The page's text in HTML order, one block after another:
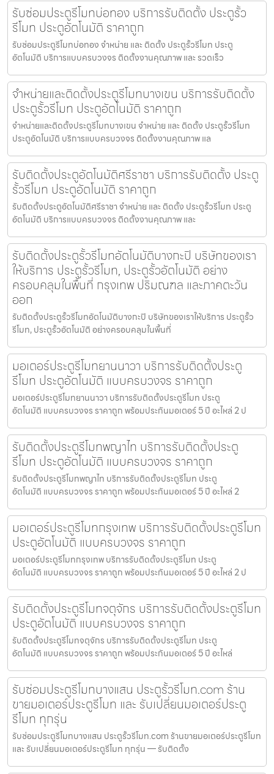
รับซ่อมประตูรีโมทบ่อทอง บริการรับติดตั้ง ประตูรั้ว
รีโมท ประตูอัตโนมัติ ราคาถูก
รับซ่อมประตูรีโมทบ่อทอง จำหน่าย และ ติดตั้ง ประตูรั้วรีโมท ประตู
อัตโนมัติ บริการแบบครบวงจร ติดตั้งงานคุณภาพ และ รวดเร็ว
จำหน่ายและติดตั้งประตูรีโมทบางเขน บริการรับติดตั้ง
ประตูรั้วรีโมท ประตูอัตโนมัติ ราคาถูก
จำหน่ายและติดตั้งประตูรีโมทบางเขน จำหน่าย และ ติดตั้ง ประตูรั้วรีโมท
ประตูอัตโนมัติ บริการแบบครบวงจร ติดตั้งงานคุณภาพ แล
รับติดตั้งประตูอัตโนมัติศรีราชา บริการรับติดตั้ง ประตู
รั้วรีโมท ประตูอัตโนมัติ ราคาถูก
รับติดตั้งประตูอัตโนมัติศรีราชา จำหน่าย และ ติดตั้ง ประตูรั้วรีโมท ประตู
อัตโนมัติ บริการแบบครบวงจร ติดตั้งงานคุณภาพ และ
รับติดตั้งประตูรั้วรีโมทอัตโนมัติบางกะปิ บริษัทของเรา
ให้บริการ ประตูรั้วรีโมท, ประตูรั้วอัตโนมัติ อย่าง
ครอบคลุมในพื้นที่ กรุงเทพ ปริมณฑล และภาคตะวัน
ออก
รับติดตั้งประตูรั้วรีโมทอัตโนมัติบางกะปิ บริษัทของเราให้บริการ ประตูรั้ว
รีโมท, ประตูรั้วอัตโนมัติ อย่างครอบคลุมในพื้นที่
มอเตอร์ประตูรีโมทยานนาวา บริการรับติดตั้งประตู
รีโมท ประตูอัตโนมัติ แบบครบวงจร ราคาถูก
มอเตอร์ประตูรีโมทยานนาวา บริการรับติดตั้งประตูรีโมท ประตู
อัตโนมัติ แบบครบวงจร ราคาถูก พร้อมประกันมอเตอร์ 5 ปี อะไหล่ 2 ป
รับติดตั้งประตูรีโมทพญาไท บริการรับติดตั้งประตู
รีโมท ประตูอัตโนมัติ แบบครบวงจร ราคาถูก
รับติดตั้งประตูรีโมทพญาไท บริการรับติดตั้งประตูรีโมท ประตู
อัตโนมัติ แบบครบวงจร ราคาถูก พร้อมประกันมอเตอร์ 5 ปี อะไหล่ 2
มอเตอร์ประตูรีโมทกรุงเทพ บริการรับติดตั้งประตูรีโมท
ประตูอัตโนมัติ แบบครบวงจร ราคาถูก
มอเตอร์ประตูรีโมทกรุงเทพ บริการรับติดตั้งประตูรีโมท ประตู
อัตโนมัติ แบบครบวงจร ราคาถูก พร้อมประกันมอเตอร์ 5 ปี อะไหล่ 2 ป
รับติดตั้งประตูรีโมทจตุจักร บริการรับติดตั้งประตูรีโมท
ประตูอัตโนมัติ แบบครบวงจร ราคาถูก
รับติดตั้งประตูรีโมทจตุจักร บริการรับติดตั้งประตูรีโมท ประตู
อัตโนมัติ แบบครบวงจร ราคาถูก พร้อมประกันมอเตอร์ 5 ปี อะไหล่
รับซ่อมประตูรีโมทบางแสน ประตูรั้วรีโมท.com ร้าน
ขายมอเตอร์ประตูรีโมท และ รับเปลี่ยนมอเตอร์ประตู
รีโมท ทุกรุ่น
รับซ่อมประตูรีโมทบางแสน ประตูรั้วรีโมท.com ร้านขายมอเตอร์ประตูรีโมท
และ รับเปลี่ยนมอเตอร์ประตูรีโมท ทุกรุ่น — รับติดตั้ง